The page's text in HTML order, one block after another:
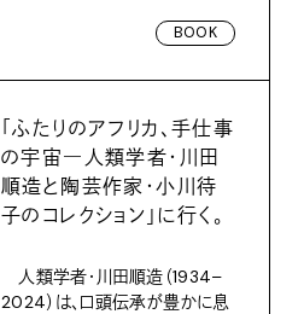
BOOK
「ふたりのアフリカ、手仕事
の宇宙―人類学者・川田
順造と陶芸作家・小川待
子のコレクション」に行く。
人類学者・川田順造（1934–
2024）は、口頭伝承が豊かに息